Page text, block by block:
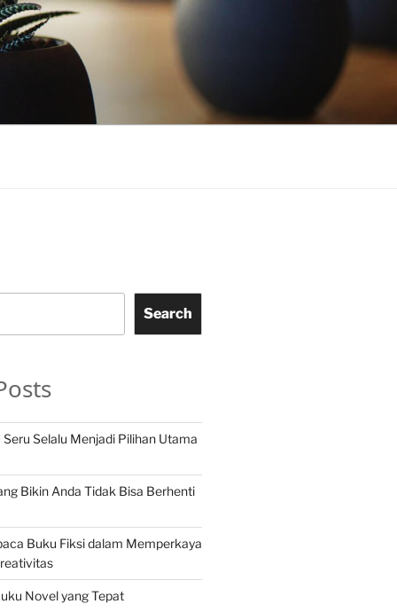
Search
Selalu Menjadi Pilihan Utama
Bikin Anda Tidak Bisa Berhenti
Buku Fiksi dalam Memperkaya
Novel yang Tepat